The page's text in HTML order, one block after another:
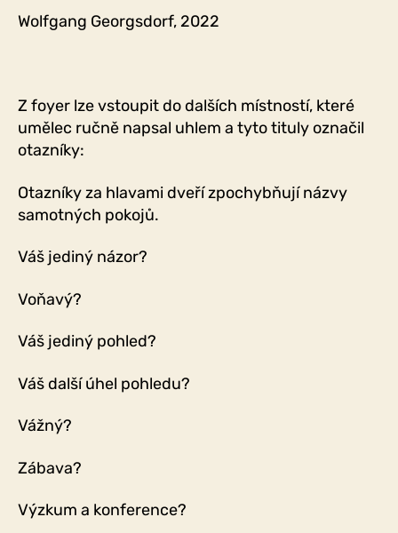
Wolfgang Georgsdorf, 2022
Z foyer lze vstoupit do dalších místností, které
umělec ručně napsal uhlem a tyto tituly označil
otazníky:
Otazníky za hlavami dveří zpochybňují názvy
samotných pokojů.
Váš jediný názor?
Voňavý?
Váš jediný pohled?
Váš další úhel pohledu?
Vážný?
Zábava?
Výzkum a konference?